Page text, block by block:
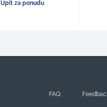
za ponudu
FAQ